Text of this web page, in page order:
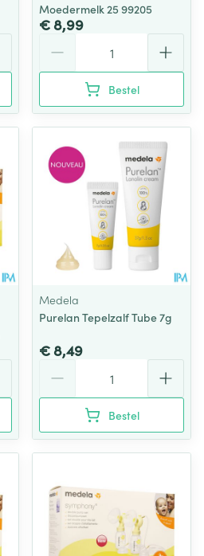
Moedermelk 25 99205
€ 8,99
Bestel
Medela
Purelan Tepelzalf Tube 7g
€ 8,49
Bestel